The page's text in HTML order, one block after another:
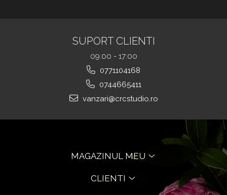
SUPORT CLIENTI
09:00 - 17:00
0771104168
0744665411
vanzari@crcstudio.ro
MAGAZINUL MEU
CLIENTI